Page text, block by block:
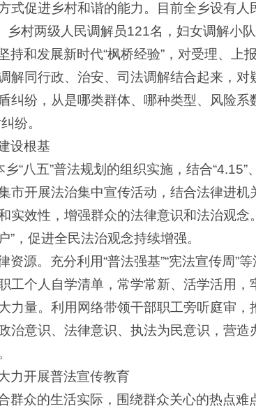
式促进乡村和谐的能力。目前全乡设有人
村两级人民调解员121名，妇女调解小队
持和发展新时代“枫桥经验”，对受理、上
解同行政、治安、司法调解结合起来，对
纠纷，从是哪类群体、哪种类型、风险
纷。
设根基
“八五”普法规划的组织实施，结合“4.15”
市开展法治集中宣传活动，结合法律进机
实效性，增强群众的法律意识和法治观念
”，促进全民法治观念持续增强。
源。充分利用“普法强基”“宪法宣传周”
工个人自学清单，常学常新、活学活用，
力量。利用网络带领干部职工旁听庭审
治意识、法律意识、执法为民意识，营
力开展普法宣传教育
群众的生活实际，围绕群众关心的热点难